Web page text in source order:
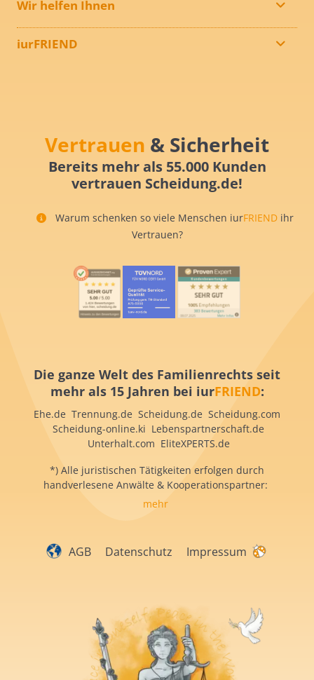
Wir helfen Ihnen
iurFRIEND
Vertrauen & Sicherheit
Bereits mehr als 55.000 Kunden
vertrauen Scheidung.de!
Warum schenken so viele Menschen iurFRIEND ihr
Vertrauen?
Die ganze Welt des Familienrechts seit
mehr als 15 Jahren bei iurFRIEND:
Ehe.de Trennung.de Scheidung.de Scheidung.com
Scheidung-online.ki Lebenspartnerschaft.de
Unterhalt.com EliteXPERTS.de
*) Alle juristischen Tätigkeiten erfolgen durch
handverlesene Anwälte & Kooperationspartner:
mehr
AGB Datenschutz Impressum